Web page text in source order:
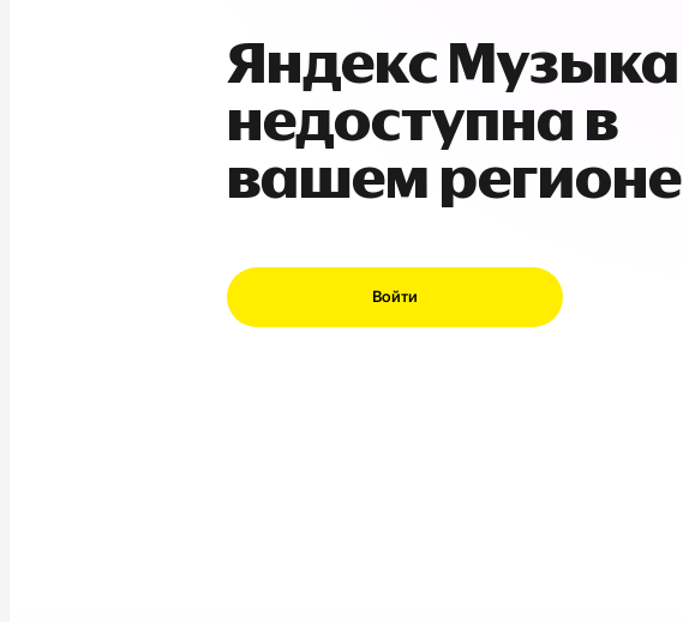
Яндекс Музыка
недоступна в
вашем регионе
Войти